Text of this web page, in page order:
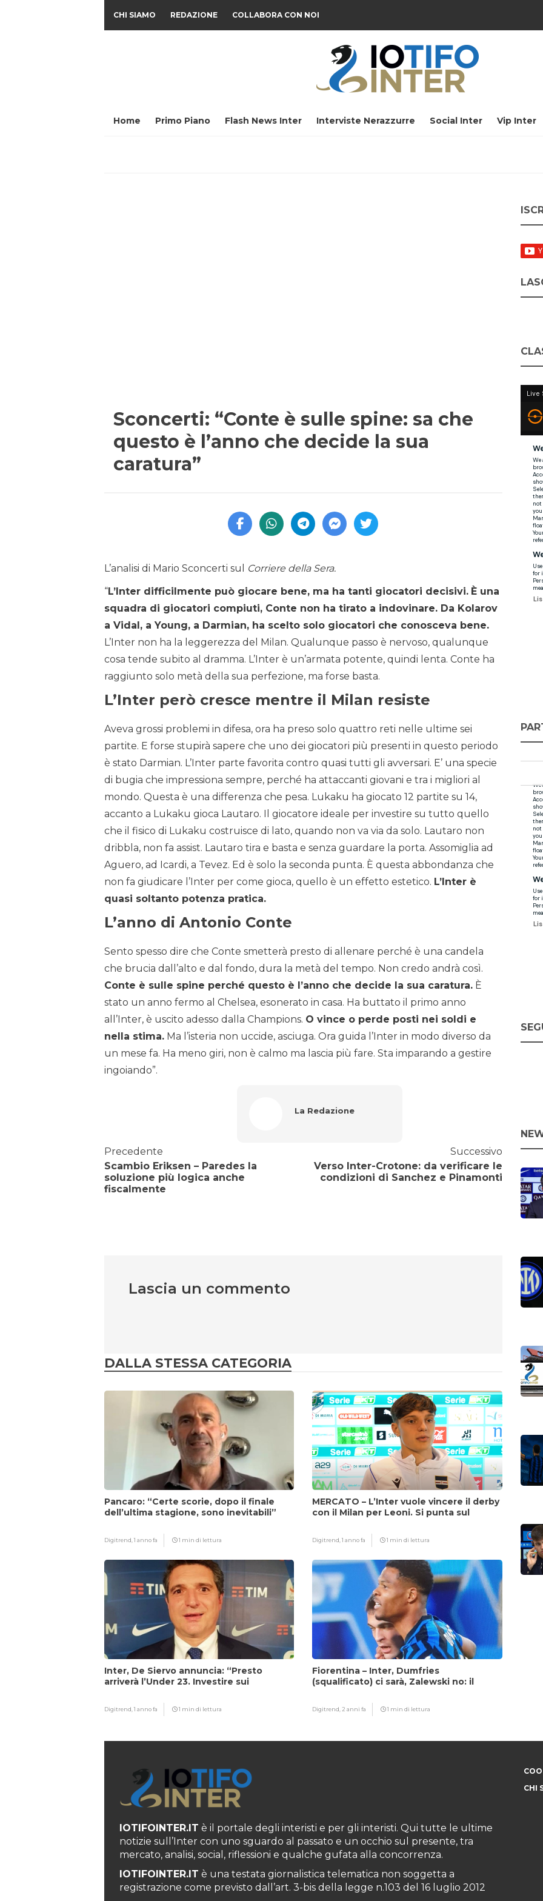
CHI SIAMO REDAZIONE COLLABORA CON NOI
Home Primo Piano Flash News Inter Interviste Nerazzurre Social Inter Vip Inter
Sconcerti: “Conte è sulle spine: sa che
questo è l’anno che decide la sua
caratura”
L’analisi di Mario Sconcerti sul
Corriere della Sera.
“L’Inter difficilmente può giocare bene, ma ha tanti giocatori decisivi. È una
squadra di giocatori compiuti, Conte non ha tirato a indovinare. Da Kolarov
a Vidal, a Young, a Darmian, ha scelto solo giocatori che conosceva bene.
L’Inter non ha la leggerezza del Milan. Qualunque passo è nervoso, qualunque
cosa tende subito al dramma. L’Inter è un’armata potente, quindi lenta. Conte ha
raggiunto solo metà della sua perfezione, ma forse basta.
L’Inter però cresce mentre il Milan resiste
Aveva grossi problemi in difesa, ora ha preso solo quattro reti nelle ultime sei
partite. E forse stupirà sapere che uno dei giocatori più presenti in questo periodo
è stato Darmian. L’Inter parte favorita contro quasi tutti gli avversari. E’ una specie
di bugia che impressiona sempre, perché ha attaccanti giovani e tra i migliori al
mondo. Questa è una differenza che pesa. Lukaku ha giocato 12 partite su 14,
accanto a Lukaku gioca Lautaro. Il giocatore ideale per investire su tutto quello
che il fisico di Lukaku costruisce di lato, quando non va via da solo. Lautaro non
dribbla, non fa assist. Lautaro tira e basta e senza guardare la porta. Assomiglia ad
Aguero, ad Icardi, a Tevez. Ed è solo la seconda punta. È questa abbondanza che
non fa giudicare l’Inter per come gioca, quello è un effetto estetico. L’Inter è
quasi soltanto potenza pratica.
L’anno di Antonio Conte
Sento spesso dire che Conte smetterà presto di allenare perché è una candela
che brucia dall’alto e dal fondo, dura la metà del tempo. Non credo andrà così.
Conte è sulle spine perché questo è l’anno che decide la sua caratura. È
stato un anno fermo al Chelsea, esonerato in casa. Ha buttato il primo anno
all’Inter, è uscito adesso dalla Champions. O vince o perde posti nei soldi e
nella stima. Ma l’isteria non uccide, asciuga. Ora guida l’Inter in modo diverso da
un mese fa. Ha meno giri, non è calmo ma lascia più fare. Sta imparando a gestire
ingoiando”.
La Redazione
Precedente
Scambio Eriksen – Paredes la
soluzione più logica anche
fiscalmente
Successivo
Verso Inter-Crotone: da verificare le
condizioni di Sanchez e Pinamonti
Lascia un commento
DALLA STESSA CATEGORIA
Pancaro: “Certe scorie, dopo il finale
dell’ultima stagione, sono inevitabili”
Digitrend,1 anno fa 1 min di lettura
MERCATO – L’Inter vuole vincere il derby
con il Milan per Leoni. Si punta sul
Digitrend,1 anno fa 1 min di lettura
Inter, De Siervo annuncia: “Presto
arriverà l’Under 23. Investire sui
Digitrend,1 anno fa 1 min di lettura
Fiorentina – Inter, Dumfries
(squalificato) ci sarà, Zalewski no: il
Digitrend,2 anni fa 1 min di lettura
IOTIFOINTER.IT è il portale degli interisti e per gli interisti. Qui tutte le ultime
notizie sull’Inter con uno sguardo al passato e un occhio sul presente, tra
mercato, analisi, social, riflessioni e qualche gufata alla concorrenza.
IOTIFOINTER.IT è una testata giornalistica telematica non soggetta a
registrazione come previsto dall’art. 3-bis della legge n.103 del 16 luglio 2012
CHI